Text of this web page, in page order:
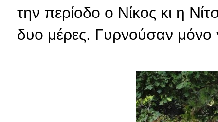
την περίοδο ο Νίκος κι η
δυο μέρες. Γυρνούσαν μόνο